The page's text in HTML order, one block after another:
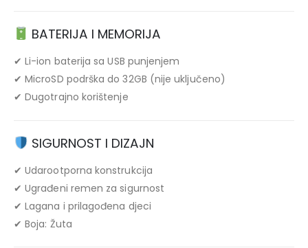
BATERIJA I MEMORIJA
✔ Li-ion baterija sa USB punjenjem
✔ MicroSD podrška do 32GB (nije uključeno)
✔ Dugotrajno korištenje
SIGURNOST I DIZAJN
✔ Udarootporna konstrukcija
✔ Ugrađeni remen za sigurnost
✔ Lagana i prilagođena djeci
✔ Boja: Žuta